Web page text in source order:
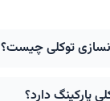
توکلی چیست؟
پارکینگ دارد؟